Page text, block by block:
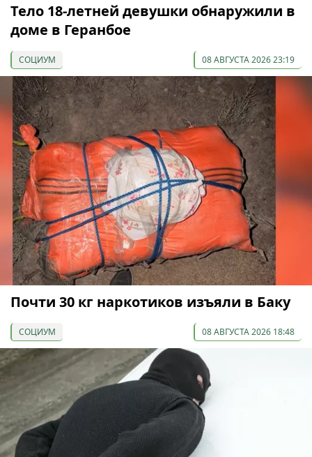
Тело 18-летней девушки обнаружили в
доме в Геранбое
СОЦИУМ 08 АВГУСТА 2026 23:19
Почти 30 кг наркотиков изъяли в Баку
СОЦИУМ 08 АВГУСТА 2026 18:48